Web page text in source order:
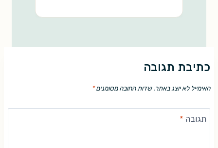
כתיבת תגובה
האימייל לא יוצג באתר. שדות החובה מסומנים*
תגובה *